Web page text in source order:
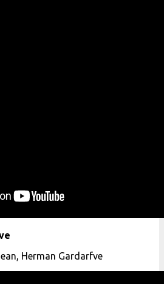
Herman Gardarfve